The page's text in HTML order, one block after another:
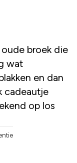
broek die
wat
en dan
cadeautje
op los